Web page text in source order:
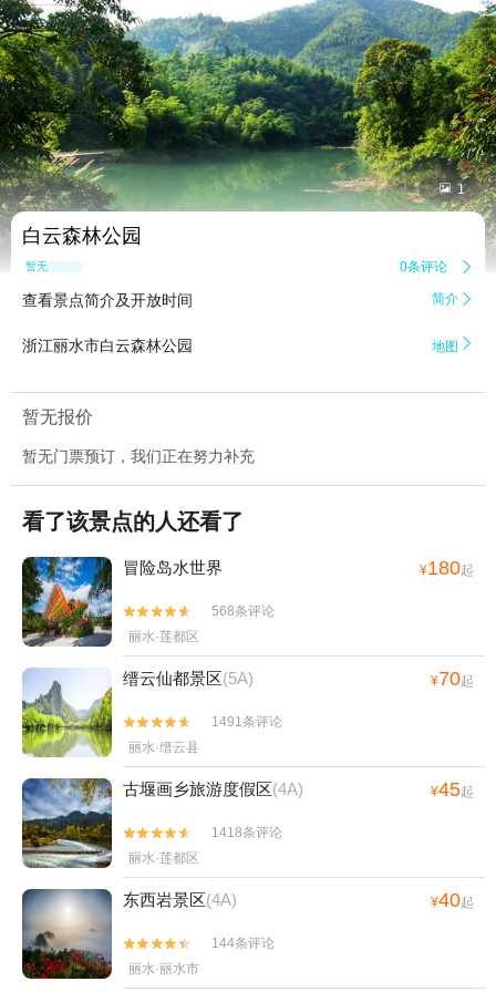
 1
白云森林公园
暂无点评 0条评论 
查看景点简介及开放时间 简介 
浙江丽水市白云森林公园 地图 
暂无报价
暂无门票预订，我们正在努力补充
看了该景点的人还看了
冒险岛水世界 ¥180起


568条评论
丽水·莲都区
缙云仙都景区(5A) ¥70起


1491条评论
丽水·缙云县
古堰画乡旅游度假区(4A) ¥45起


1418条评论
丽水·莲都区
东西岩景区(4A) ¥40起


144条评论
丽水·丽水市
